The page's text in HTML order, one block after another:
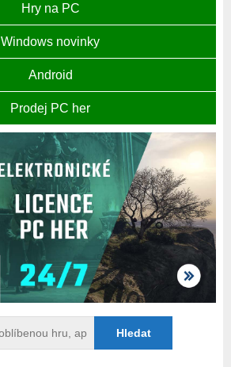
Hry na PC
Windows novinky
Android
Prodej PC her